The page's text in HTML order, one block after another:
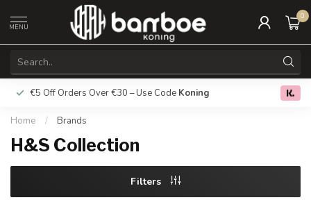
MENU
0
€5 Off Orders Over €30 – Use Code Koning Free
Home / Brands
H&S Collection
Filters